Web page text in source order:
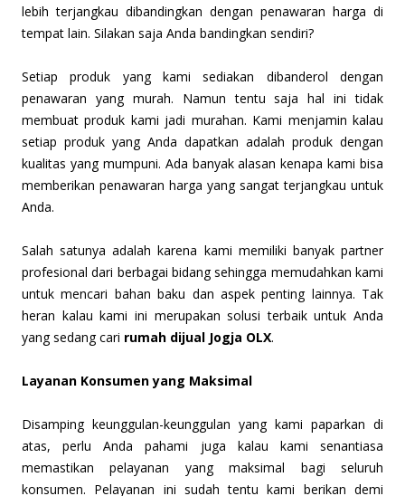
lebih terjangkau dibandingkan dengan penawaran harga di
tempat lain. Silakan saja Anda bandingkan sendiri?
Setiap produk yang kami sediakan dibanderol dengan
penawaran yang murah. Namun tentu saja hal ini tidak
membuat produk kami jadi murahan. Kami menjamin kalau
setiap produk yang Anda dapatkan adalah produk dengan
kualitas yang mumpuni. Ada banyak alasan kenapa kami bisa
memberikan penawaran harga yang sangat terjangkau untuk
Anda.
Salah satunya adalah karena kami memiliki banyak partner
profesional dari berbagai bidang sehingga memudahkan kami
untuk mencari bahan baku dan aspek penting lainnya. Tak
heran kalau kami ini merupakan solusi terbaik untuk Anda
yang sedang cari rumah dijual Jogja OLX.
Layanan Konsumen yang Maksimal
Disamping keunggulan-keunggulan yang kami paparkan di
atas, perlu Anda pahami juga kalau kami senantiasa
memastikan pelayanan yang maksimal bagi seluruh
konsumen. Pelayanan ini sudah tentu kami berikan demi